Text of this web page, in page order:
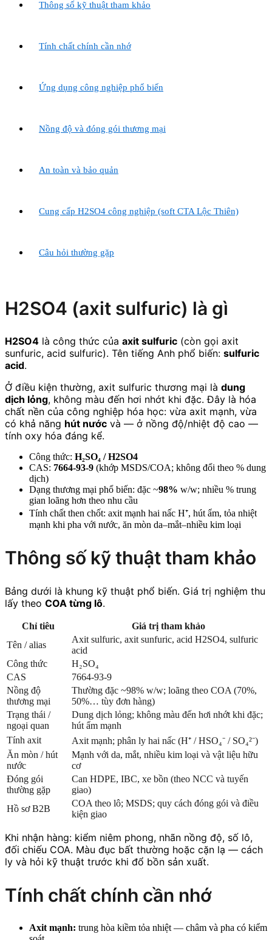
Thông số kỹ thuật tham khảo
Tính chất chính cần nhớ
Ứng dụng công nghiệp phổ biến
Nồng độ và đóng gói thương mại
An toàn và bảo quản
Cung cấp H2SO4 công nghiệp (soft CTA Lộc Thiên)
Câu hỏi thường gặp
H2SO4 (axit sulfuric) là gì
H2SO4 là công thức của axit sulfuric (còn gọi axit
sunfuric, acid sulfuric). Tên tiếng Anh phổ biến: sulfuric
acid.
Ở điều kiện thường, axit sulfuric thương mại là dung
dịch lỏng, không màu đến hơi nhớt khi đặc. Đây là hóa
chất nền của công nghiệp hóa học: vừa axit mạnh, vừa
có khả năng hút nước và — ở nồng độ/nhiệt độ cao —
tính oxy hóa đáng kể.
Công thức: H₂SO₄ / H2SO4
CAS: 7664-93-9 (khớp MSDS/COA; không đổi theo % dung
dịch)
Dạng thương mại phổ biến: đặc ~98% w/w; nhiều % trung
gian loãng hơn theo nhu cầu
Tính chất then chốt: axit mạnh hai nấc H⁺, hút ẩm, tỏa nhiệt
mạnh khi pha với nước, ăn mòn da–mắt–nhiều kim loại
Thông số kỹ thuật tham khảo
Bảng dưới là khung kỹ thuật phổ biến. Giá trị nghiệm thu
lấy theo COA từng lô.
Chỉ tiêu
Giá trị tham khảo
Tên / alias
Axit sulfuric, axit sunfuric, acid H2SO4, sulfuric
acid
Công thức
H₂SO₄
CAS
7664-93-9
Nồng độ
thương mại
Thường đặc ~98% w/w; loãng theo COA (70%,
50%… tùy đơn hàng)
Trạng thái /
ngoại quan
Dung dịch lỏng; không màu đến hơi nhớt khi đặc;
hút ẩm mạnh
Tính axit
Axit mạnh; phân ly hai nấc (H⁺ / HSO₄⁻ / SO₄²⁻)
Ăn mòn / hút
nước
Mạnh với da, mắt, nhiều kim loại và vật liệu hữu
cơ
Đóng gói
thường gặp
Can HDPE, IBC, xe bồn (theo NCC và tuyến
giao)
Hồ sơ B2B
COA theo lô; MSDS; quy cách đóng gói và điều
kiện giao
Khi nhận hàng: kiểm niêm phong, nhãn nồng độ, số lô,
đối chiếu COA. Màu đục bất thường hoặc cặn lạ — cách
ly và hỏi kỹ thuật trước khi đổ bồn sản xuất.
Tính chất chính cần nhớ
Axit mạnh: trung hòa kiềm tỏa nhiệt — châm và pha có kiểm